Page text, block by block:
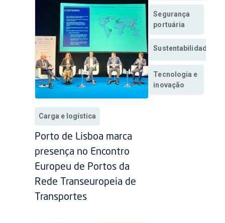
Carga e logística
Porto de Lisboa marca
presença no Encontro
Europeu de Portos da
Rede Transeuropeia de
Transportes
Segurança
portuária
Sustentabilidade
Tecnologia e
inovação